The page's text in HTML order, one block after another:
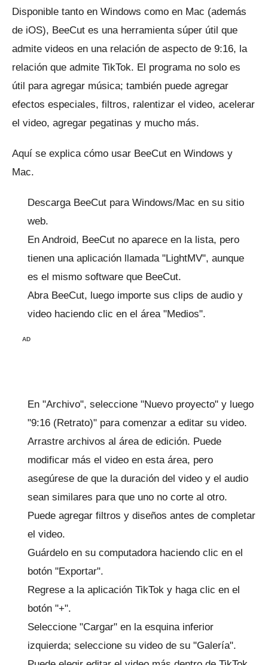
Disponible tanto en Windows como en Mac (además
de iOS), BeeCut es una herramienta súper útil que
admite videos en una relación de aspecto de 9:16, la
relación que admite TikTok. El programa no solo es
útil para agregar música; también puede agregar
efectos especiales, filtros, ralentizar el video, acelerar
el video, agregar pegatinas y mucho más.
Aquí se explica cómo usar BeeCut en Windows y
Mac.
Descarga BeeCut para Windows/Mac en su sitio
web.
En Android, BeeCut no aparece en la lista, pero
tienen una aplicación llamada "LightMV", aunque
es el mismo software que BeeCut.
Abra BeeCut, luego importe sus clips de audio y
video haciendo clic en el área "Medios".
AD
En "Archivo", seleccione "Nuevo proyecto" y luego
"9:16 (Retrato)" para comenzar a editar su video.
Arrastre archivos al área de edición. Puede
modificar más el video en esta área, pero
asegúrese de que la duración del video y el audio
sean similares para que uno no corte al otro.
Puede agregar filtros y diseños antes de completar
el video.
Guárdelo en su computadora haciendo clic en el
botón "Exportar".
Regrese a la aplicación TikTok y haga clic en el
botón "+".
Seleccione "Cargar" en la esquina inferior
izquierda; seleccione su video de su "Galería".